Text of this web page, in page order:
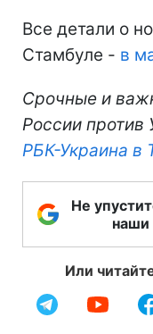
Все детали о
Стамбуле - в
Срочные и
России против
РБК-Украина в
Не
наши
Или